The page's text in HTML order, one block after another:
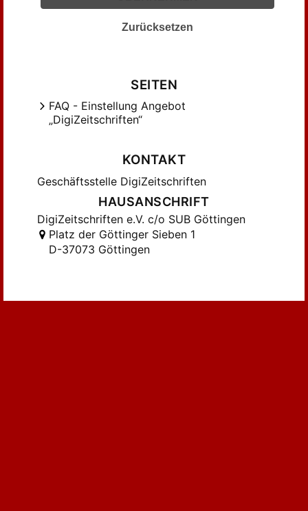
Jansen, Max (176)
Joetze, Franz (133)
Kampers, Franz (285)
Kampers, Franz; Weiß, Jos. (2016)
Kampmann, Christoph (209)
Kleinschmidt, Harald (172)
Zurücksetzen
SEITEN
FAQ - Einstellung Angebot
„DigiZeitschriften“
KONTAKT
Geschäftsstelle DigiZeitschriften
HAUSANSCHRIFT
DigiZeitschriften e.V. c/o SUB Göttingen
Platz der Göttinger Sieben 1
D-37073 Göttingen